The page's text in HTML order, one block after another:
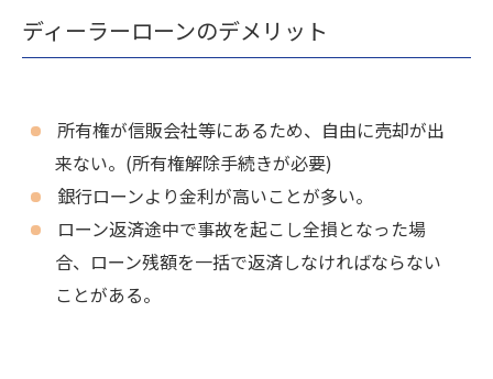
ディーラーローンのデメリット
所有権が信販会社等にあるため、自由に売却が出
来ない。(所有権解除手続きが必要)
銀行ローンより金利が高いことが多い。
ローン返済途中で事故を起こし全損となった場
合、ローン残額を一括で返済しなければならない
ことがある。